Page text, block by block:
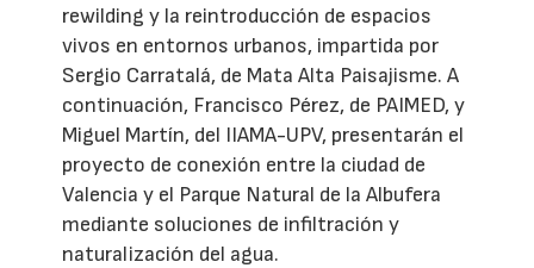
rewilding y la reintroducción de espacios
vivos en entornos urbanos, impartida por
Sergio Carratalá, de Mata Alta Paisajisme. A
continuación, Francisco Pérez, de PAIMED, y
Miguel Martín, del IIAMA-UPV, presentarán el
proyecto de conexión entre la ciudad de
Valencia y el Parque Natural de la Albufera
mediante soluciones de infiltración y
naturalización del agua.